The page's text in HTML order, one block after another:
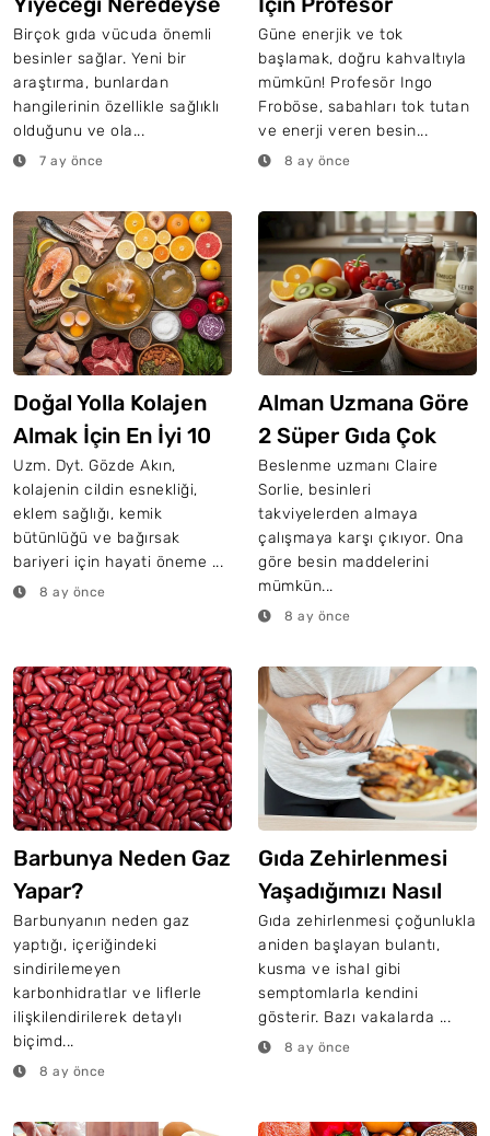
Hiç Bilinmiyor
Birçok gıda vücuda önemli
besinler sağlar. Yeni bir
araştırma, bunlardan
hangilerinin özellikle sağlıklı
olduğunu ve ola...
7 ay önce
Froböse’Den 5 Öneri
Güne enerjik ve tok
başlamak, doğru kahvaltıyla
mümkün! Profesör Ingo
Froböse, sabahları tok tutan
ve enerji veren besin...
8 ay önce
Doğal Yolla Kolajen
Almak İçin En İyi 10
Gıda
Uzm. Dyt. Gözde Akın,
kolajenin cildin esnekliği,
eklem sağlığı, kemik
bütünlüğü ve bağırsak
bariyeri için hayati öneme ...
8 ay önce
Alman Uzmana Göre
2 Süper Gıda Çok
Faydalı: Üstelik
Herkesin Evinde
Bulunuyor
Beslenme uzmanı Claire
Sorlie, besinleri
takviyelerden almaya
çalışmaya karşı çıkıyor. Ona
göre besin maddelerini
mümkün...
8 ay önce
Barbunya Neden Gaz
Yapar?
Barbunyanın neden gaz
yaptığı, içeriğindeki
sindirilemeyen
karbonhidratlar ve liflerle
ilişkilendirilerek detaylı
biçimd...
8 ay önce
Gıda Zehirlenmesi
Yaşadığımızı Nasıl
Anlarız? 10 İpucu
Gıda zehirlenmesi çoğunlukla
aniden başlayan bulantı,
kusma ve ishal gibi
semptomlarla kendini
gösterir. Bazı vakalarda ...
8 ay önce